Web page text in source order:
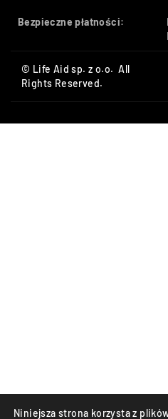
Bezpieczne płatności:
© Life Aid sp. z o.o. All
Rights Reserved.
Niniejsza strona korzysta z